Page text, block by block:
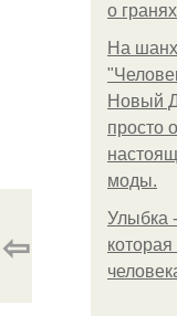
о
На
Новый
просто
моды.
Улыбка
⇦